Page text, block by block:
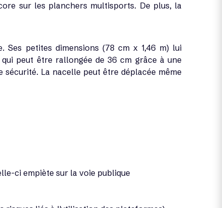
sur les planchers multisports. De plus, la
Ses petites dimensions (78 cm x 1,46 m) lui
peut être rallongée de 36 cm grâce à une
La nacelle peut être déplacée même
ci empiète sur la voie publique